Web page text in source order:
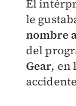
El
le
nombre
del
Gear, en